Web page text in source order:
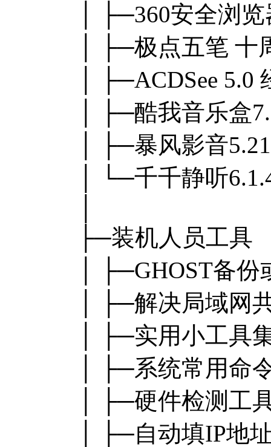
│ ├─360安全浏览
│ ├─极点五笔 十
│ ├─ACDSee 5.0
│ ├─酷我音乐盒
│ ├─暴风影音
│ └─千千静听
├─装机人员工具
│ ├─GHOST备份
│ ├─解决局域网
│ ├─实用小工具
│ ├─系统常用命
│ ├─硬件检测工
│ ├─自动填IP地